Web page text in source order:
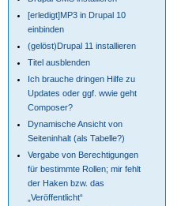
[erledigt]MP3 in Drupal 10
einbinden
(gelöst)Drupal 11 installieren
Titel ausblenden
Ich brauche dringen Hilfe zu
Updates oder ggf. wwie geht
Composer?
Dynamische Ansicht von
Seiteninhalt (als Tabelle?)
Vergabe von Berechtigungen
für bestimmte Rollen; mir fehlt
der Haken bzw. das
„Veröffentlicht“